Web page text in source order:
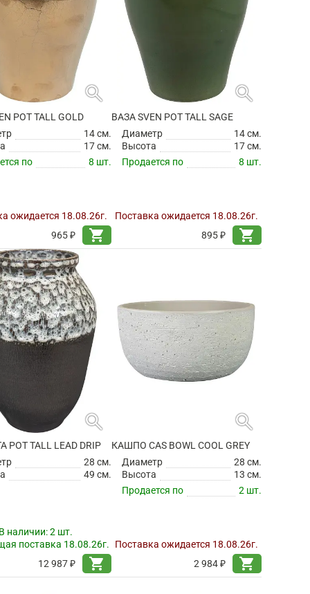
search
POT TALL GOLD
14 см.
17 см.
по
8 шт.
ожидается 18.08.26г.
965 ₽
shopping_cart
search
ВАЗА SVEN POT TALL SAGE
Диаметр
14 см.
Высота
17 см.
Продается по
8 шт.
Поставка ожидается 18.08.26г.
895 ₽
shopping_cart
search
POT TALL LEAD DRIP
28 см.
49 см.
наличии:2 шт.
поставка 18.08.26г.
12 987 ₽
shopping_cart
search
КАШПО CAS BOWL COOL GREY
Диаметр
28 см.
Высота
13 см.
Продается по
2 шт.
Поставка ожидается 18.08.26г.
2 984 ₽
shopping_cart